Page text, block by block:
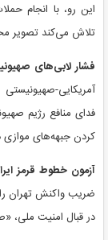
این رو، با انجام
تلاش می‌کند تصویر
فشار لابی‌های
آمریکایی-
فدای منافع رژیم
کردن جبهه‌های
آزمون خطوط قرمز
ضریب واکنش تهران
در قبال امنیت ملی،